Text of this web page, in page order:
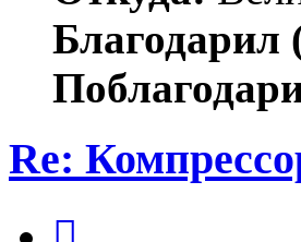
Благодарил
Re: